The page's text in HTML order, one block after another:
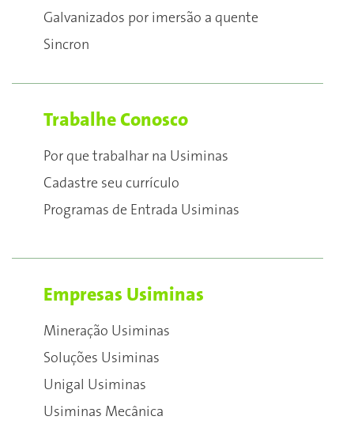
Galvanizados por imersão a quente
Sincron
Trabalhe Conosco
Por que trabalhar na Usiminas
Cadastre seu currículo
Programas de Entrada Usiminas
Empresas Usiminas
Mineração Usiminas
Soluções Usiminas
Unigal Usiminas
Usiminas Mecânica